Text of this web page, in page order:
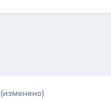
(изменено)